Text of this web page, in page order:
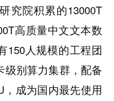
究院积累的13000T
高质量中文文本数
150人规模的工程团
级别算力集群，配备
成为国内最先使用